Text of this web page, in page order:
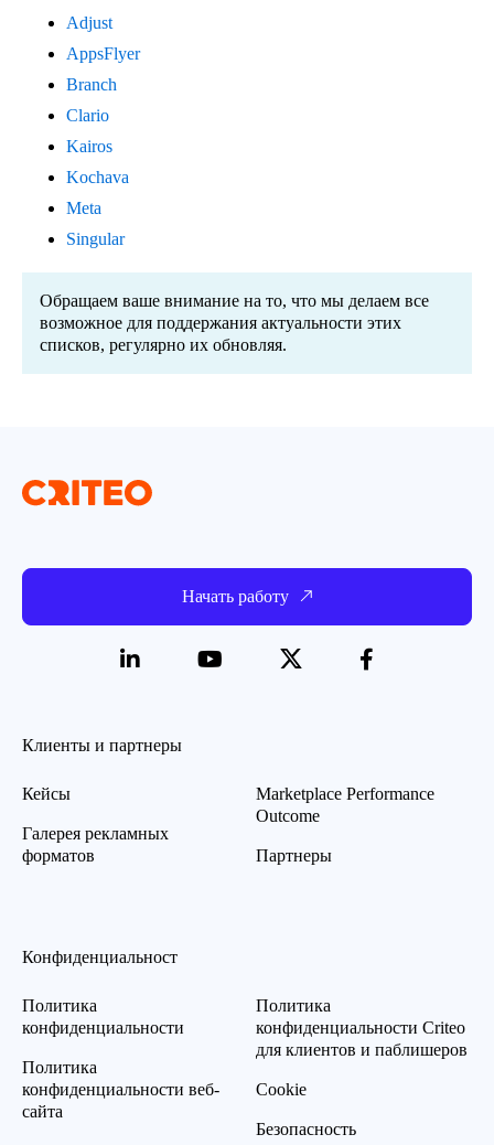
Adjust
AppsFlyer
Branch
Clario
Kairos
Kochava
Meta
Singular
Обращаем ваше внимание на то, что мы делаем все
возможное для поддержания актуальности этих
списков, регулярно их обновляя.
Начать работу
Клиенты и партнеры
Кейсы
Галерея рекламных
форматов
Marketplace Performance
Outcome
Партнеры
Конфиденциальност
Политика
конфиденциальности
Политика
конфиденциальности веб-
сайта
Политика
конфиденциальности Criteo
для клиентов и паблишеров
Cookie
Безопасность